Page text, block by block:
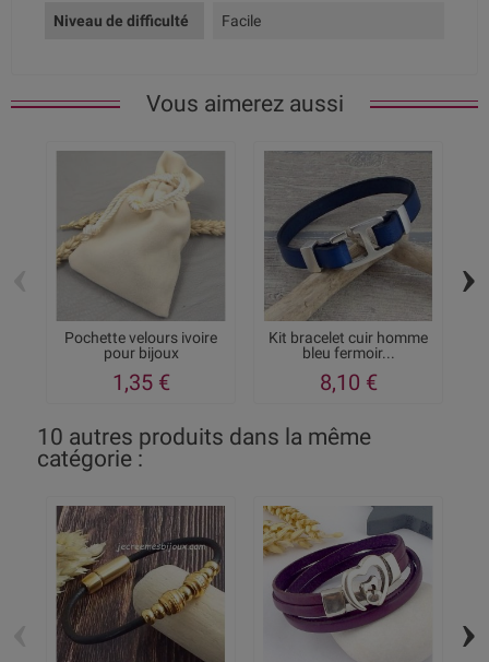
Niveau de difficulté Facile
Vous aimerez aussi
Pochette velours ivoire
pour bijoux
1,35 €
Kit bracelet cuir homme
bleu fermoir...
8,10 €
›
10 autres produits dans la même
catégorie :
›